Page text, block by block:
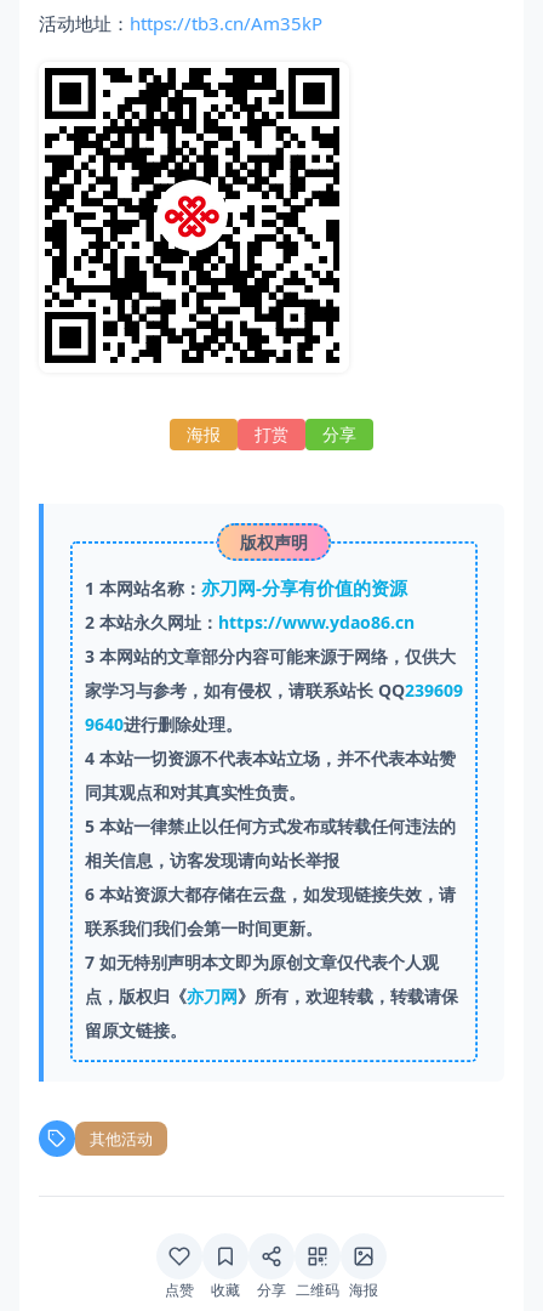
活动地址： https://tb3.cn/Am35kP
海报 打赏 分享
版权声明
1 本网站名称： 亦刀网-分享有价值的资源
2本站永久网址： https://www.ydao86.cn
3本网站的文章部分内容可能来源于网络，仅供大
家学习与参考，如有侵权，请联系站长 QQ239609
9640进行删除处理。
4本站一切资源不代表本站立场，并不代表本站赞
同其观点和对其真实性负责。
5本站一律禁止以任何方式发布或转载任何违法的
相关信息，访客发现请向站长举报
6本站资源大都存储在云盘，如发现链接失效，请
联系我们我们会第一时间更新。
7如无特别声明本文即为原创文章仅代表个人观
点，版权归《亦刀网》所有，欢迎转载，转载请保
留原文链接。
其他活动
点赞 收藏 分享 二维码 海报